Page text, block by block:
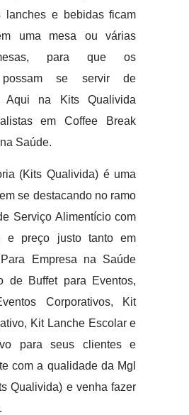
lanches e bebidas ficam
uma mesa ou várias
para que os
possam se servir de
Aqui na Kits Qualivida
em Coffee Break
Saúde.
(Kits Qualivida) é uma
se destacando no ramo
Serviço Alimentício com
e preço justo tanto em
Empresa na Saúde
de Buffet para Eventos,
Corporativos, Kit
Kit Lanche Escolar e
para seus clientes e
com a qualidade da Mgl
Qualivida) e venha fazer